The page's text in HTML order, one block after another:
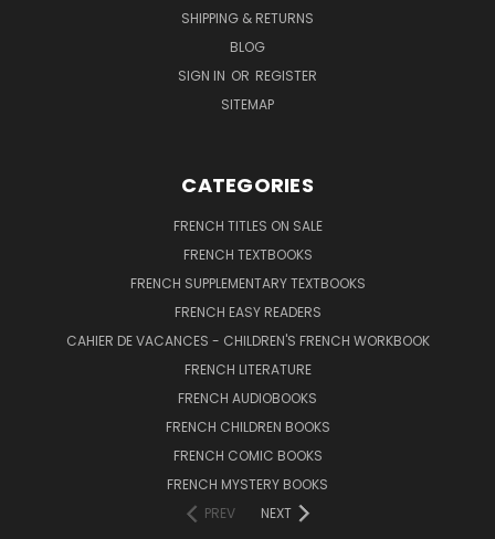
SHIPPING & RETURNS
BLOG
SIGN IN OR REGISTER
SITEMAP
CATEGORIES
FRENCH TITLES ON SALE
FRENCH TEXTBOOKS
FRENCH SUPPLEMENTARY TEXTBOOKS
FRENCH EASY READERS
CAHIER DE VACANCES - CHILDREN'S FRENCH WORKBOOK
FRENCH LITERATURE
FRENCH AUDIOBOOKS
FRENCH CHILDREN BOOKS
FRENCH COMIC BOOKS
FRENCH MYSTERY BOOKS
PREV
NEXT